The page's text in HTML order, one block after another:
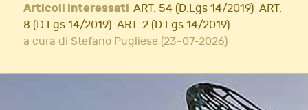
Articoli interessati ART. 54 (D.Lgs 14/2019) ART.
8 (D.Lgs 14/2019) ART. 2 (D.Lgs 14/2019)
a cura di Stefano Pugliese (23-07-2026)